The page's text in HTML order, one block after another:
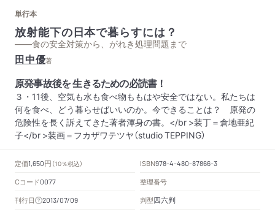
単行本
放射能下の日本で暮らすには？
——食の安全対策から、がれき処理問題まで
田中優著
原発事故後を 生きるための必読書！
３・11後、空気も水も食べ物ももはや安全ではない。私たちは
何を食べ、どう暮らせばいいのか。今できることは？ 原発の
危険性を長く訴えてきた著者渾身の書。</br >装丁＝倉地亜紀
子</br >装画＝フカザワテツヤ（studio TEPPING）
定価1,650円 （10％税込） ISBN978-4-480-87866-3
Cコード0077
整理番号
刊行日
2013/07/09 判型四六判